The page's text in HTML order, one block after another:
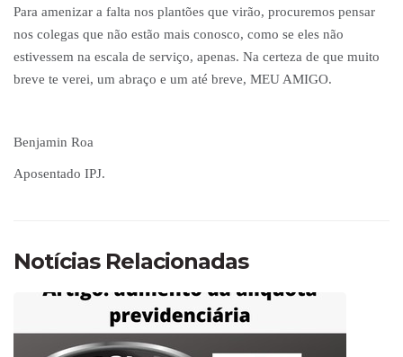
Para amenizar a falta nos plantões que virão, procuremos pensar
nos colegas que não estão mais conosco, como se eles não
estivessem na escala de serviço, apenas. Na certeza de que muito
breve te verei, um abraço e um até breve, MEU AMIGO.
Benjamin Roa
Aposentado IPJ.
Notícias Relacionadas